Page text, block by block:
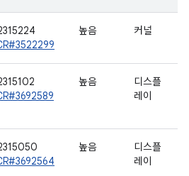
높음 커널
높음
디스플
레이
높음
디스플
레이